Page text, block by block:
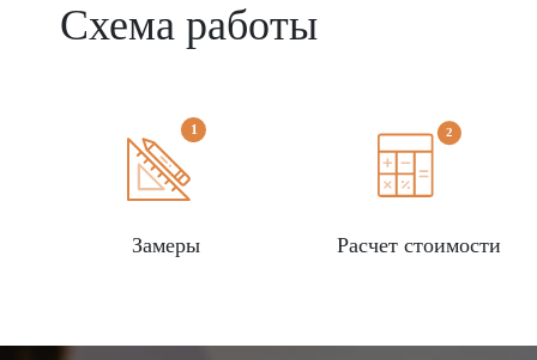
Схема работы
Замеры Расчет стоимости